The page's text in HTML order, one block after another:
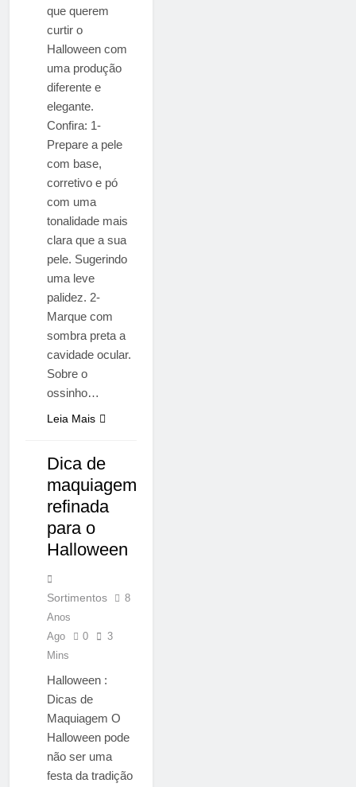
que querem
curtir o
Halloween com
uma produção
diferente e
elegante.
Confira: 1-
Prepare a pele
com base,
corretivo e pó
com uma
tonalidade mais
clara que a sua
pele. Sugerindo
uma leve
palidez. 2-
Marque com
sombra preta a
cavidade ocular.
Sobre o
ossinho…
Leia Mais
NOTÍCIAS
Dica de
maquiagem
refinada
para o
Halloween
Sortimentos
8
Anos
Ago
0
3
Mins
Halloween :
Dicas de
Maquiagem O
Halloween pode
não ser uma
festa da tradição